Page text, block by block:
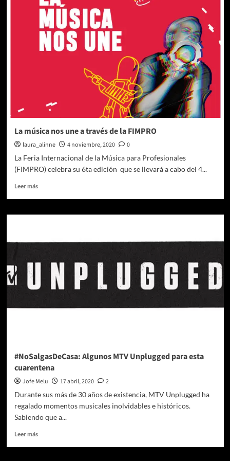
un
festival
que
celebrará
La música nos une a través de la FIMPRO
laura_alinne 4 noviembre, 2020
0
La Feria Internacional de la Música para Profesionales
(FIMPRO) celebra su 6ta edición que se llevará a cabo del 4...
Leer másLeer
La
une
través
FIMPRO
#NoSalgasDeCasa: Algunos MTV Unplugged para esta
cuarentena
Jofe Melu 17 abril, 2020
2
Durante sus más de 30 años de existencia, MTV Unplugged ha
regalado momentos musicales inolvidables e históricos.
Sabiendo que a...
Leer másLeer